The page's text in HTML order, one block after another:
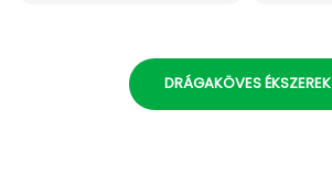
DRÁGAKÖVES ÉKSZEREK